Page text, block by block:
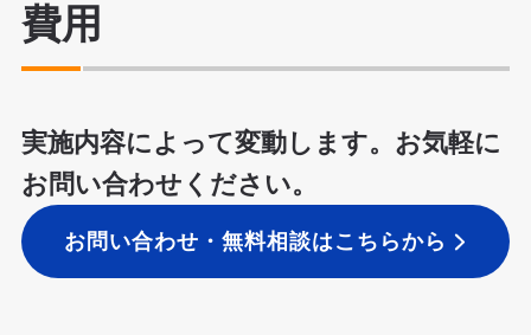
費用
実施内容によって変動します。お気軽に
お問い合わせください。
お問い合わせ・無料相談はこちらから